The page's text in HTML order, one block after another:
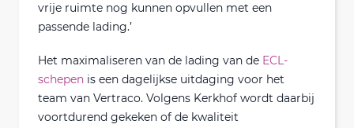
vrije ruimte nog kunnen opvullen met een
passende lading.’
Het maximaliseren van de lading van de ECL-
schepen is een dagelijkse uitdaging voor het
team van Vertraco. Volgens Kerkhof wordt daarbij
voortdurend gekeken of de kwaliteit